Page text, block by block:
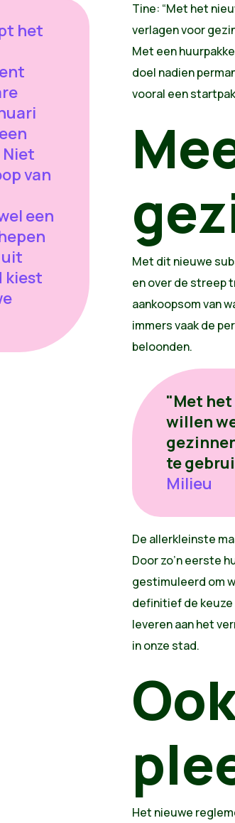
het
Niet
van
een
uit
kiest
Tine: “Met het
verlagen voor
Met een
doel nadien
vooral een
Met dit nieuwe
en over de streep
aankoopsom van
immers vaak de
beloonden.
"Met
willen
te
Milieu
De allerkleinste
Door zo’n eerste
gestimuleerd om
definitief de keuze
leveren aan het
in onze stad.
Het nieuwe